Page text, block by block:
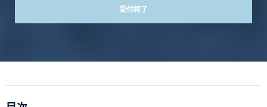
受付終了